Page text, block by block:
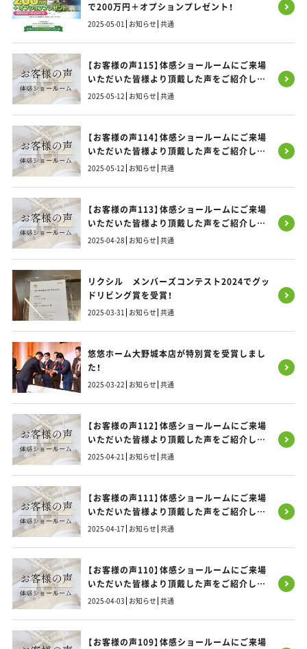
で200万円＋オプションプレゼント！
2025-05-01 お知らせ 共通
【お客様の声115】体感ショールームにご来場
いただいた皆様より頂戴した声をご紹介しま
す！
2025-05-12 お知らせ 共通
【お客様の声114】体感ショールームにご来場
いただいた皆様より頂戴した声をご紹介しま
す！
2025-05-12 お知らせ 共通
【お客様の声113】体感ショールームにご来場
いただいた皆様より頂戴した声をご紹介しま
す！
2025-04-28 お知らせ 共通
リクシル メンバーズコンテスト2024でグッ
ドリビング賞を受賞！
2025-03-31 お知らせ 共通
悠悠ホーム大野城本店が特別賞を受賞しまし
た！
2025-03-22 お知らせ 共通
【お客様の声112】体感ショールームにご来場
いただいた皆様より頂戴した声をご紹介しま
す！
2025-04-21 お知らせ 共通
【お客様の声111】体感ショールームにご来場
いただいた皆様より頂戴した声をご紹介しま
す！
2025-04-17 お知らせ 共通
【お客様の声110】体感ショールームにご来場
いただいた皆様より頂戴した声をご紹介しま
す！
2025-04-03 お知らせ 共通
【お客様の声109】体感ショールームにご来場